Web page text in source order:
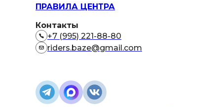
ПРАВИЛА ЦЕНТРА
Контакты
+7 (995) 221-88-80
riders.baze@gmail.com